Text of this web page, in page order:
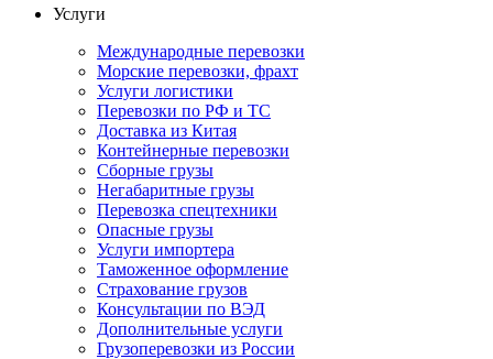
Услуги
Международные перевозки
Морские перевозки, фрахт
Услуги логистики
Перевозки по РФ и ТС
Доставка из Китая
Контейнерные перевозки
Сборные грузы
Негабаритные грузы
Перевозка спецтехники
Опасные грузы
Услуги импортера
Таможенное оформление
Страхование грузов
Консультации по ВЭД
Дополнительные услуги
Грузоперевозки из России